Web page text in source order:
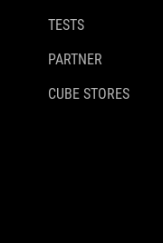
TESTS
PARTNER
CUBE STORES